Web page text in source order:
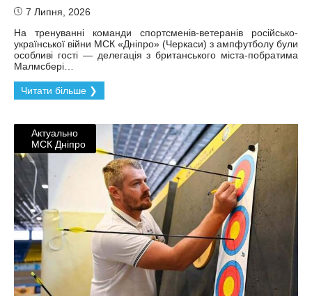
7 Липня, 2026
На тренуванні команди спортсменів-ветеранів російсько-
української війни МСК «Дніпро» (Черкаси) з ампфутболу були
особливі гості — делегація з британського міста-побратима
Малмсбері…
Читати більше ❯
Актуально
МСК Дніпро